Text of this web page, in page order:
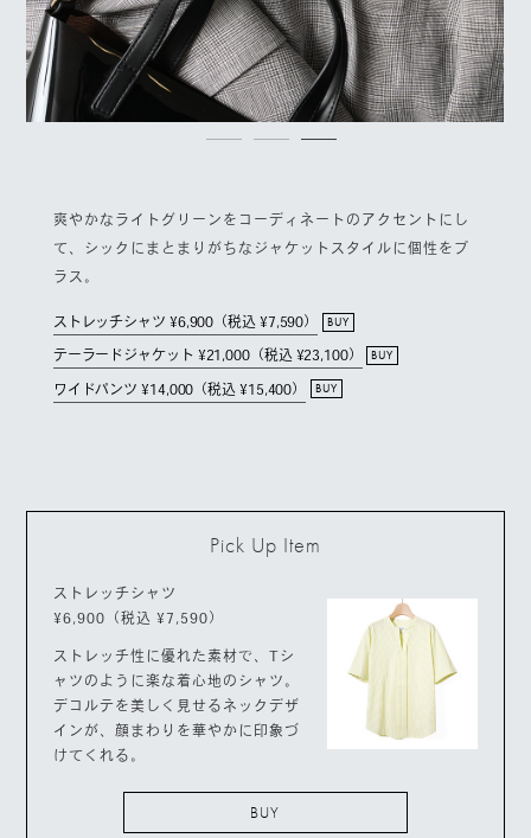
爽やかなライトグリーンをコーディネートのアクセントにし
て、シックにまとまりがちなジャケットスタイルに個性をプ
ラス。
ストレッチシャツ ¥6,900（税込 ¥7,590） BUY
テーラードジャケット ¥21,000（税込 ¥23,100） BUY
ワイドパンツ ¥14,000（税込 ¥15,400） BUY
Pick Up Item
ストレッチシャツ
¥6,900（税込 ¥7,590）
ストレッチ性に優れた素材で、Tシ
ャツのように楽な着心地のシャツ。
デコルテを美しく見せるネックデザ
インが、顔まわりを華やかに印象づ
けてくれる。
BUY